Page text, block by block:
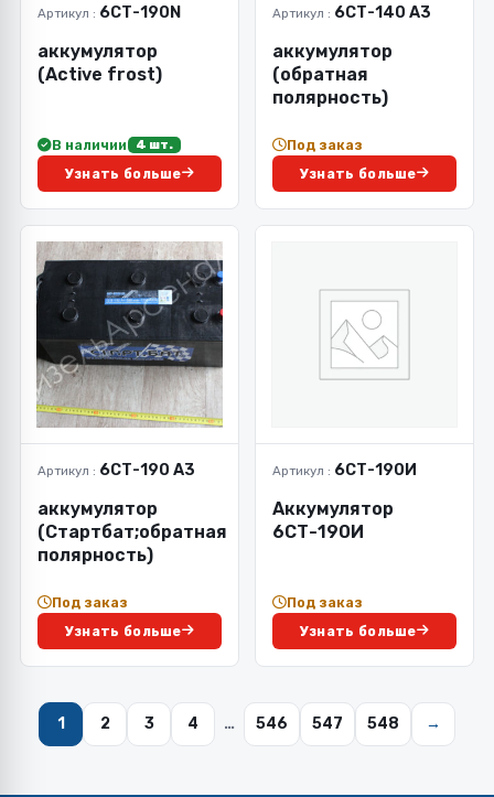
Артикул : 6СТ-190N
аккумулятор
(Active frost)
В наличии 4 шт.
Узнать больше
Артикул : 6СТ-140 А3
аккумулятор
(обратная
полярность)
Под заказ
Узнать больше
Артикул : 6СТ-190 А3
аккумулятор
(Стартбат;обратная
полярность)
Под заказ
Узнать больше
Артикул : 6СТ-190И
Аккумулятор
6СТ-190И
Под заказ
Узнать больше
1 2 3 4 … 546 547 548 →